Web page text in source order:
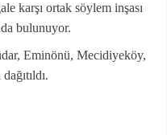
karşı ortak söylem inşası
bulunuyor.
Eminönü, Mecidiyeköy,